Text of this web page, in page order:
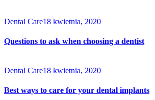
Dental Care18 kwietnia, 2020
Questions to ask when choosing a dentist
Dental Care18 kwietnia, 2020
Best ways to care for your dental implants